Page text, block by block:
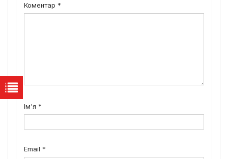
Коментар *
Ім'я *
Email *